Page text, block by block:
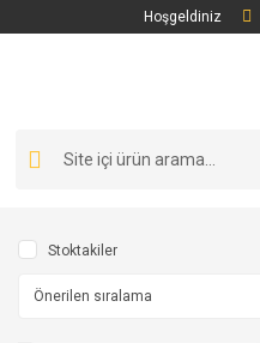
Hoşgeldiniz
Stoktakiler